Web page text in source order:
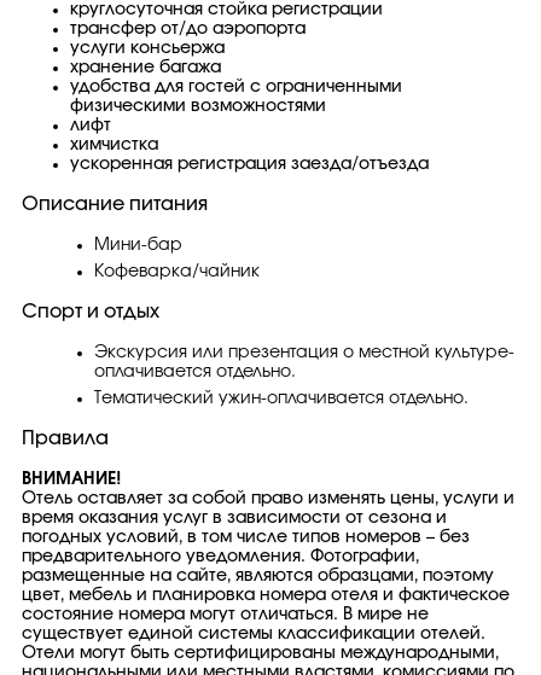
круглосуточная стойка регистрации
трансфер от/до аэропорта
услуги консьержа
хранение багажа
удобства для гостей с ограниченными
физическими возможностями
лифт
химчистка
ускоренная регистрация заезда/отъезда
Описание питания
Мини-бар
Кофеварка/чайник
Спорт и отдых
Экскурсия или презентация о местной культуре-
оплачивается отдельно.
Тематический ужин-оплачивается отдельно.
Правила
ВНИМАНИЕ!
Отель оставляет за собой право изменять цены, услуги и
время оказания услуг в зависимости от сезона и
погодных условий, в том числе типов номеров – без
предварительного уведомления. Фотографии,
размещенные на сайте, являются образцами, поэтому
цвет, мебель и планировка номера отеля и фактическое
состояние номера могут отличаться. В мире не
существует единой системы классификации отелей.
Отели могут быть сертифицированы международными,